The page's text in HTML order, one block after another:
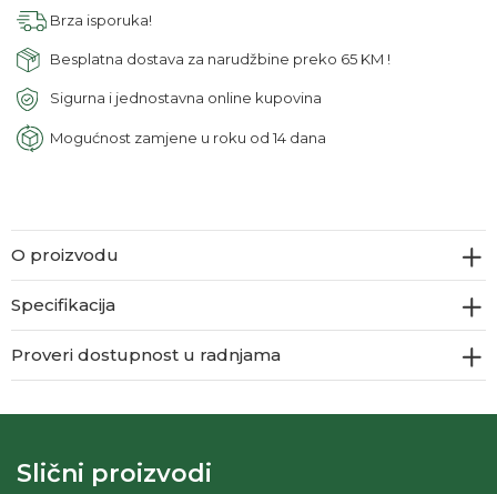
Brza isporuka!
Besplatna dostava za narudžbine preko 65 KM !
Sigurna i jednostavna online kupovina
Mogućnost zamjene u roku od 14 dana
O proizvodu
Specifikacija
Proveri dostupnost u radnjama
Slični proizvodi